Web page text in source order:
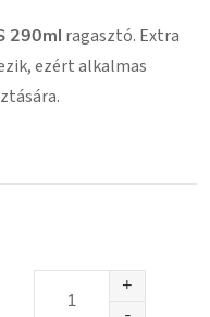
290ml ragasztó. Extra
ezért alkalmas